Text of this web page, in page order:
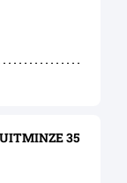
35